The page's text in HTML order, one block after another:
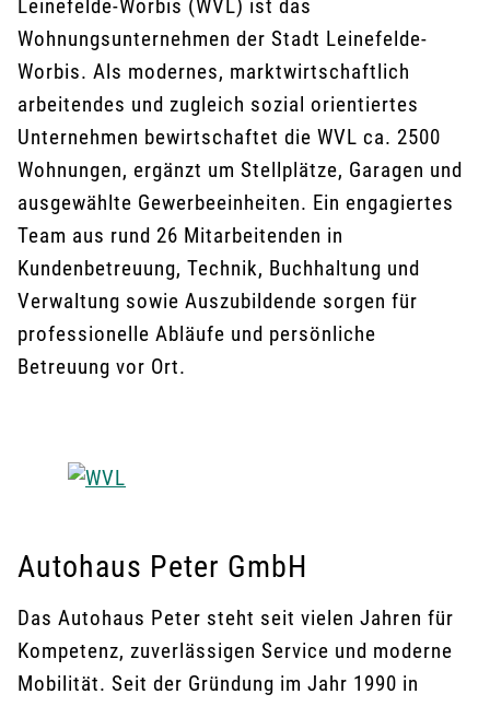
Zukunft aktiv mitzugestalten – verlässlich,
bodenständig und voller Begeisterung.
Leinefelde-Worbis (WVL) ist das
Wohnungsunternehmen der Stadt Leinefelde-
Worbis. Als modernes, marktwirtschaftlich
arbeitendes und zugleich sozial orientiertes
Unternehmen bewirtschaftet die WVL ca. 2500
Wohnungen, ergänzt um Stellplätze, Garagen und
ausgewählte Gewerbeeinheiten. Ein engagiertes
Team aus rund 26 Mitarbeitenden in
Kundenbetreuung, Technik, Buchhaltung und
Verwaltung sowie Auszubildende sorgen für
professionelle Abläufe und persönliche
Betreuung vor Ort.
Autohaus Peter GmbH
Das Autohaus Peter steht seit vielen Jahren für
Kompetenz, zuverlässigen Service und moderne
Mobilität. Seit der Gründung im Jahr 1990 in